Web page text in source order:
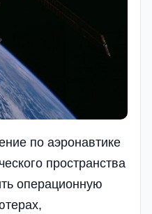
по аэронавтике
пространства
операционную